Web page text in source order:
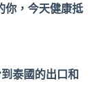
你，今天健康抵
泰國的出口和